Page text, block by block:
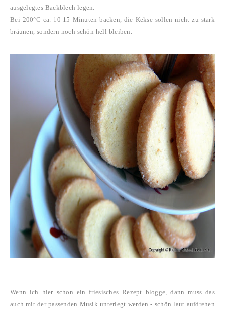
ausgelegtes Backblech legen.
Bei 200°C ca. 10-15 Minuten backen, die Kekse sollen nicht zu stark
bräunen, sondern noch schön hell bleiben.
Wenn ich hier schon ein friesisches Rezept blogge, dann muss das
auch mit der passenden Musik unterlegt werden - schön laut aufdrehen